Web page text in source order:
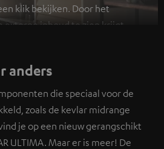
klik bekijken. Door het
externe inhoud te zien krijgt.
anders
die speciaal voor de
zoals de kevlar midrange
je op een nieuw gerangschikt
ULTIMA. Maar er is meer! De